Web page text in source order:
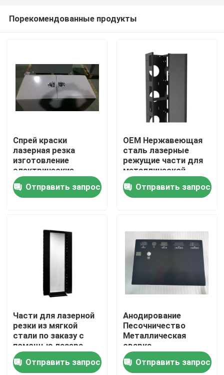
Главная страница
Продукция
О Компании
Наша фабрика
контроль качества
контактные данные
Отправить запрос
Части изготовления металлического листа
Изготовление корпуса из листового металла
Порекомендованные продукты
Спрей краски
лазерная резка
изготовление
электрические
корпуса из
нержавеющей стали
Отправить запрос
OEM Нержавеющая
сталь лазерные
режущие части для
металлической
коробки с
пересечением метра
Отправить запрос
Части для лазерной
резки из мягкой
стали по заказу с
помощью лазера
Отправить запрос
Анодирование
Песочничество
Металлическая
сварка
Алюминиевые
лазерные режущие
Отправить запрос